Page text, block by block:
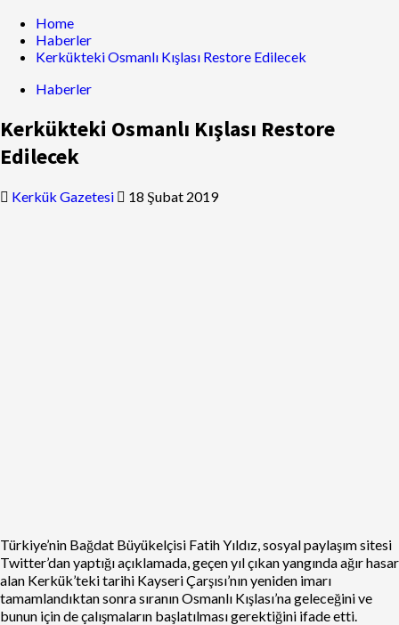
Home
Haberler
Kerkükteki Osmanlı Kışlası Restore Edilecek
Haberler
Kerkükteki Osmanlı Kışlası Restore
Edilecek
Kerkük Gazetesi 18 Şubat 2019
Türkiye’nin Bağdat Büyükelçisi Fatih Yıldız, sosyal paylaşım sitesi
Twitter’dan yaptığı açıklamada, geçen yıl çıkan yangında ağır hasar
alan Kerkük’teki tarihi Kayseri Çarşısı’nın yeniden imarı
tamamlandıktan sonra sıranın Osmanlı Kışlası’na geleceğini ve
bunun için de çalışmaların başlatılması gerektiğini ifade etti.